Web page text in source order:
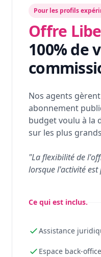
Pour les profils
Offre
100% de
Nos agents
abonnement
budget voulu à la
sur les plus
"La flexibilité de
lorsque l'activité est
Ce qui est inclus.
Assistance
Espace back-